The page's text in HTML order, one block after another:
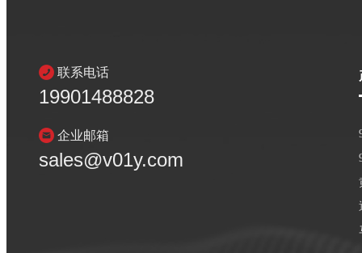
联系电话
19901488828
企业邮箱
sales@v01y.com